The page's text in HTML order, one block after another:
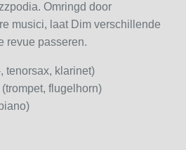
Omringd door
musici, laat Dim verschillende
revue passeren.
tenorsax, klarinet)
(trompet, flugelhorn)